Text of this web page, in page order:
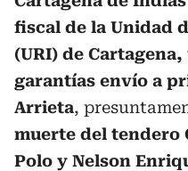
fiscal de la Unidad
(URI) de
garantías envío a
Arrieta,
muerte del tendero
Polo y Nelson